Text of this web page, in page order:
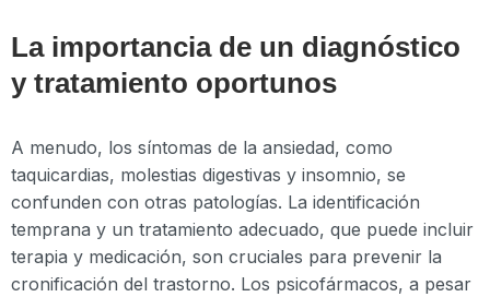
La importancia de un diagnóstico
y tratamiento oportunos
A menudo, los síntomas de la ansiedad, como
taquicardias, molestias digestivas y insomnio, se
confunden con otras patologías. La identificación
temprana y un tratamiento adecuado, que puede incluir
terapia y medicación, son cruciales para prevenir la
cronificación del trastorno. Los psicofármacos, a pesar